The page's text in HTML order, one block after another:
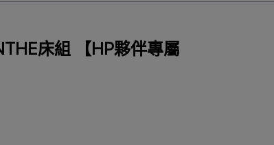
床組 【HP夥伴專屬